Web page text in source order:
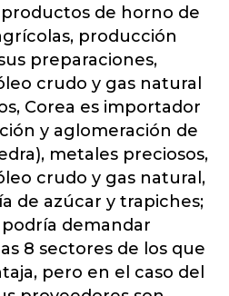
de horno de
producción
preparaciones,
crudo y gas natural
Corea es importador
y aglomeración de
metales preciosos,
crudo y gas natural,
de azúcar y trapiches;
demandar
8 sectores de los que
pero en el caso del